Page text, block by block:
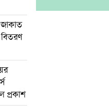
বিতরণ
প্রকাশ